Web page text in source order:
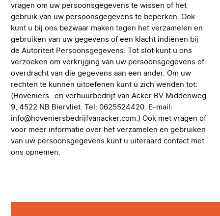
vragen om uw persoonsgegevens te wissen of het
gebruik van uw persoonsgegevens te beperken. Ook
kunt u bij ons bezwaar maken tegen het verzamelen en
gebruiken van uw gegevens of een klacht indienen bij
de Autoriteit Persoonsgegevens. Tot slot kunt u ons
verzoeken om verkrijging van uw persoonsgegevens of
overdracht van die gegevens aan een ander. Om uw
rechten te kunnen uitoefenen kunt u zich wenden tot:
(Hoveniers- en verhuurbedrijf van Acker BV Middenweg
9, 4522 NB Biervliet. Tel: 0625524420. E-mail:
info@hoveniersbedrijfvanacker.com.) Ook met vragen of
voor meer informatie over het verzamelen en gebruiken
van uw persoonsgegevens kunt u uiteraard contact met
ons opnemen.